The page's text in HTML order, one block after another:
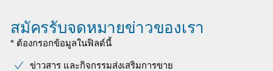
สมัครรับจดหมายข่าวของเรา
* ต้องกรอกข้อมูลในฟิลด์นี้
ข่าวสาร และกิจกรรมส่งเสริมการขาย